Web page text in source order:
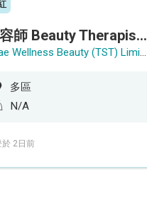
美容師 Beauty Therapist (銅鑼灣 / 尖沙咀)
Vitae Wellness Beauty (TST) Limited
多區
N/A
於 2日前